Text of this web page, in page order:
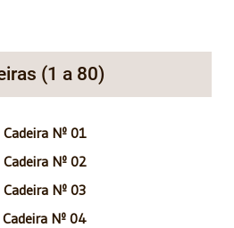
(1 a 80)
Cadeira Nº 01
Cadeira Nº 02
Cadeira Nº 03
Cadeira Nº 04